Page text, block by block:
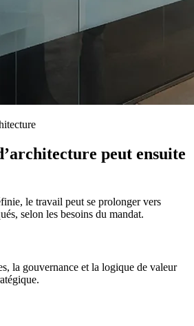
peut ensuite
le travail peut se prolonger vers
selon les besoins du mandat.
la gouvernance et la logique de valeur